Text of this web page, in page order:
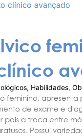
clínico avançado
, Habilidades,
feminino, apresenta
de exame e
pois a troca entre
Possui